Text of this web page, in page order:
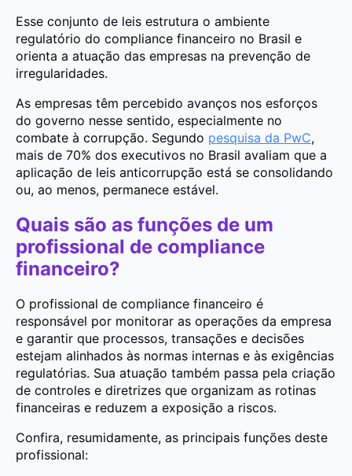
Esse conjunto de leis estrutura o ambiente
regulatório do compliance financeiro no Brasil e
orienta a atuação das empresas na prevenção de
irregularidades.
As empresas têm percebido avanços nos esforços
do governo nesse sentido, especialmente no
combate à corrupção. Segundo pesquisa da PwC,
mais de 70% dos executivos no Brasil avaliam que a
aplicação de leis anticorrupção está se consolidando
ou, ao menos, permanece estável.
Quais são as funções de um
profissional de compliance
financeiro?
O profissional de compliance financeiro é
responsável por monitorar as operações da empresa
e garantir que processos, transações e decisões
estejam alinhados às normas internas e às exigências
regulatórias. Sua atuação também passa pela criação
de controles e diretrizes que organizam as rotinas
financeiras e reduzem a exposição a riscos.
Confira, resumidamente, as principais funções deste
profissional: